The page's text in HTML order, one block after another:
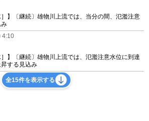
］】〔継続〕雄物川上流では、当分の間、氾濫注意
4:10
］】〔継続〕雄物川上流では、氾濫注意水位に到達
する見込み
全15件を表示する